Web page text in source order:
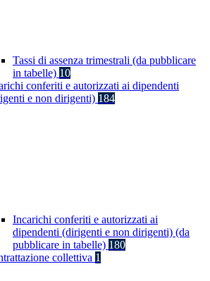
Tassi di assenza trimestrali (da pubblicare
in tabelle) 10
conferiti e autorizzati ai dipendenti
e non dirigenti) 184
Incarichi conferiti e autorizzati ai
dipendenti (dirigenti e non dirigenti) (da
pubblicare in tabelle) 180
collettiva 1